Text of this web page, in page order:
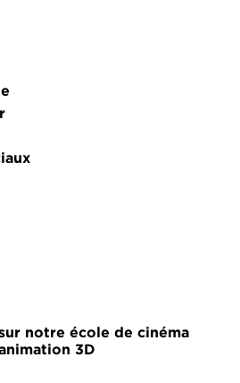
notre école de cinéma
3D